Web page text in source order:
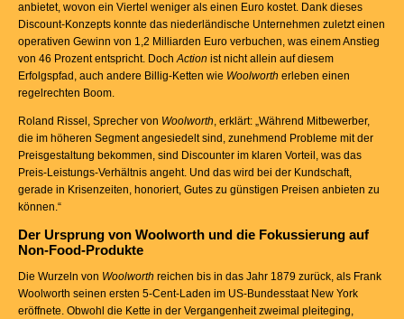
anbietet, wovon ein Viertel weniger als einen Euro kostet. Dank dieses
Discount-Konzepts konnte das niederländische Unternehmen zuletzt einen
operativen Gewinn von 1,2 Milliarden Euro verbuchen, was einem Anstieg
von 46 Prozent entspricht. DochAction ist nicht allein auf diesem
Erfolgspfad, auch andere Billig-Ketten wie Woolworth erleben einen
regelrechten Boom.
Roland Rissel, Sprecher von Woolworth, erklärt: „Während Mitbewerber,
die im höheren Segment angesiedelt sind, zunehmend Probleme mit der
Preisgestaltung bekommen, sind Discounter im klaren Vorteil, was das
Preis-Leistungs-Verhältnis angeht. Und das wird bei der Kundschaft,
gerade in Krisenzeiten, honoriert, Gutes zu günstigen Preisen anbieten zu
können.“
Der Ursprung von Woolworth und die Fokussierung auf
Non-Food-Produkte
Die Wurzeln von Woolworth reichen bis in das Jahr 1879 zurück, als Frank
Woolworth seinen ersten 5-Cent-Laden im US-Bundesstaat New York
eröffnete. Obwohl die Kette in der Vergangenheit zweimal pleiteging,